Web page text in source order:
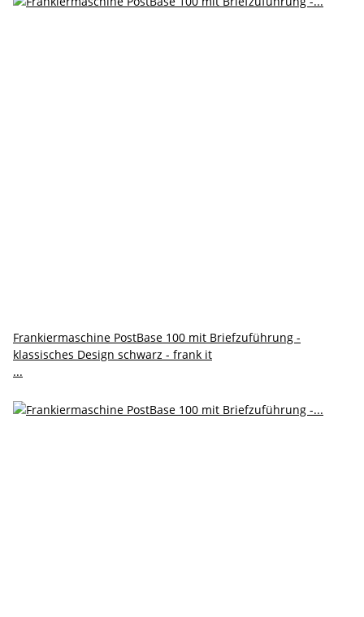
Frankiermaschine PostBase 100 mit Briefzuführung -
klassisches Design schwarz - frank it
...